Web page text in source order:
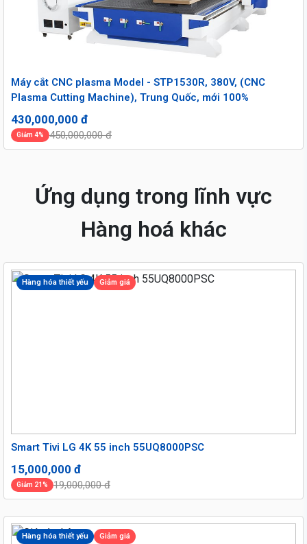
Máy cắt CNC plasma Model - STP1530R, 380V, (CNC
Plasma Cutting Machine), Trung Quốc, mới 100%
430,000,000 đ
Giảm 4% 450,000,000 đ
Ứng dụng trong lĩnh vực
Hàng hoá khác
Hàng hóa thiết yếu Giảm giá
Smart Tivi LG 4K 55 inch 55UQ8000PSC
15,000,000 đ
Giảm 21% 19,000,000 đ
Hàng hóa thiết yếu Giảm giá